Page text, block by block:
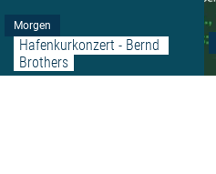
Morgen
Hafenkurkonzert - Bernd
Brothers